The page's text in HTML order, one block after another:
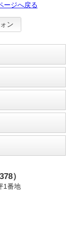
ージへ戻る
ン
）
1番地